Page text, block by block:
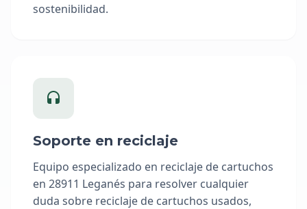
sostenibilidad.
Soporte en reciclaje
Equipo especializado en reciclaje de cartuchos
en 28911 Leganés para resolver cualquier
duda sobre reciclaje de cartuchos usados,